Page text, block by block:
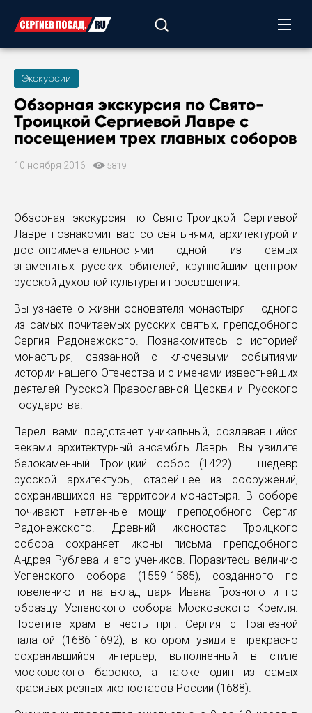
Экскурсии
Обзорная экскурсия по Свято-
Троицкой Сергиевой Лавре с
посещением трех главных соборов
10 ноября 2016 5819
Обзорная экскурсия по Свято-Троицкой Сергиевой
Лавре познакомит вас со святынями, архитектурой и
достопримечательностями одной из самых
знаменитых русских обителей, крупнейшим центром
русской духовной культуры и просвещения.
Вы узнаете о жизни основателя монастыря – одного
из самых почитаемых русских святых, преподобного
Сергия Радонежского. Познакомитесь с историей
монастыря, связанной с ключевыми событиями
истории нашего Отечества и с именами известнейших
деятелей Русской Православной Церкви и Русского
государства.
Перед вами предстанет уникальный, создававшийся
веками архитектурный ансамбль Лавры. Вы увидите
белокаменный Троицкий собор (1422) – шедевр
русской архитектуры, старейшее из сооружений,
сохранившихся на территории монастыря. В соборе
почивают нетленные мощи преподобного Сергия
Радонежского. Древний иконостас Троицкого
собора сохраняет иконы письма преподобного
Андрея Рублева и его учеников. Поразитесь величию
Успенского собора (1559-1585), созданного по
повелению и на вклад царя Ивана Грозного и по
образцу Успенского собора Московского Кремля.
Посетите храм в честь прп. Сергия с Трапезной
палатой (1686-1692), в котором увидите прекрасно
сохранившийся интерьер, выполненный в стиле
московского барокко, а также один из самых
красивых резных иконостасов России (1688).